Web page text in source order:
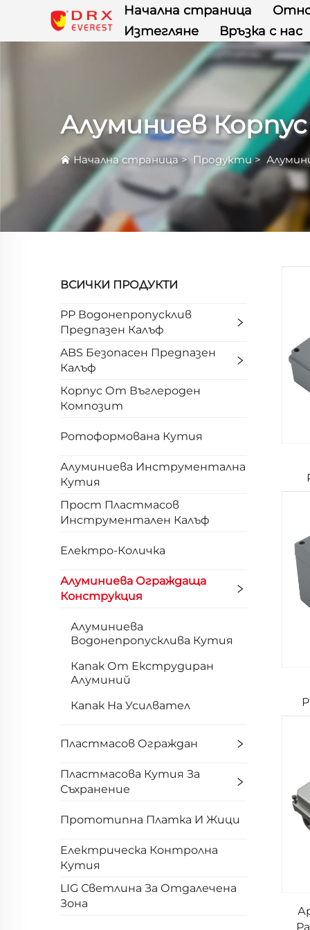
Начална страница
Изтегляне
Връзка с нас
Алуминиев Корпус
Начална страница> Продукти>
ВСИЧКИ ПРОДУКТИ
PP Водонепропусклив
Предпазен Калъф
ABS Безопасен Предпазен
Калъф
Корпус От Въглероден
Композит
Ротоформована Кутия
Алуминиева Инструментална
Кутия
Прост Пластмасов
Инструментален Калъф
Електро-Количка
Алуминиева Ограждаща
Конструкция
Алуминиева
Водонепропусклива Кутия
Капак От Екструдиран
Алуминий
Капак На Усилвател
Пластмасов Ограждан
Пластмасова Кутия За
Съхранение
Прототипна Платка И Жици
Електрическа Контролна
Кутия
LIG Светлина За Отдалечена
Зона